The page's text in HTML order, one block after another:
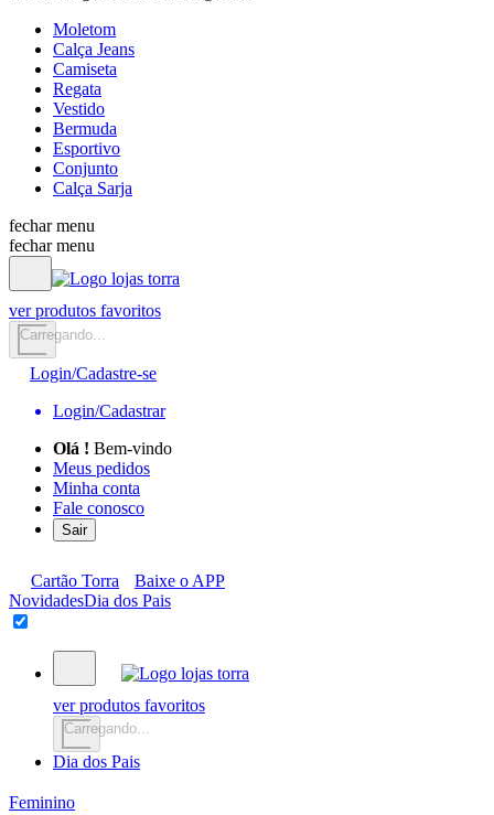
Moletom
Calça Jeans
Camiseta
Regata
Vestido
Bermuda
Esportivo
Conjunto
Calça Sarja
fechar menu
fechar menu
ver produtos favoritos
Carregando...
Login/Cadastre-se
Login/Cadastrar
Olá ! Bem-vindo
Meus pedidos
Minha conta
Fale conosco
Sair
Cartão Torra
Baixe o APP
NovidadesDia dos Pais
ver produtos favoritos
Carregando...
Dia dos Pais
Feminino